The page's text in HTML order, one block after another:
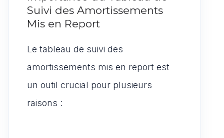
Suivi des Amortissements
Mis en Report
Le tableau de suivi des
amortissements mis en report est
un outil crucial pour plusieurs
raisons :